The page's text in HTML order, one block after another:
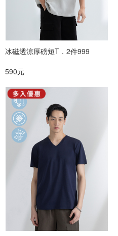
冰磁透涼厚磅短T．2件999
590元